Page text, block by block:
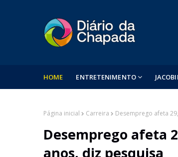
HOME ENTRETENIMENTO
Página inicial Carreira Desemprego afeta
Desemprego afeta
anos, diz pesquisa